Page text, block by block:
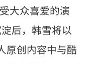
大众喜爱的演
后，韩雪将以
原创内容中与酷